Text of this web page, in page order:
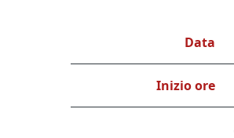
Data
Inizio ore